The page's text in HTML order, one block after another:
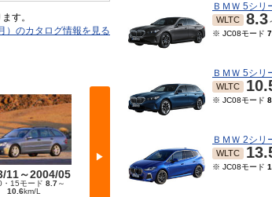
す。
）のカタログ情報を見る
▶
11～2004/05
15モード 8.7～
10.6km/L
2002/08～2003/10
※ 10・15モード
2002/01
ＢＭＷ 5シリ
WLTC 8.3
※ JC08モード
ＢＭＷ 5シリ
WLTC
※ JC08モード
WLTC
※ JC08モード